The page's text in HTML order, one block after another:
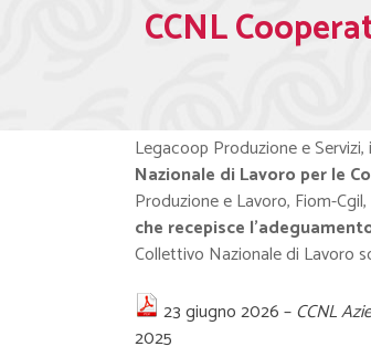
CCNL
Legacoop Produzione e
Nazionale di Lavoro per le
Produzione e Lavoro, Fiom-
che recepisce
Collettivo Nazionale di Lavoro
23 giugno 2026 –CCNL
2025